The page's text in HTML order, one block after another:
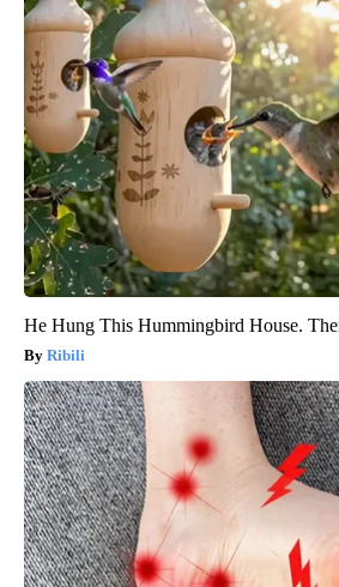
He Hung This Hummingbird House.
Ribili